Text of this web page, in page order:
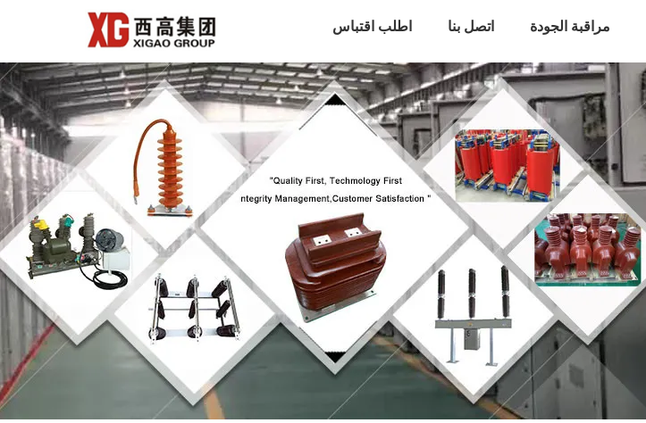
مراقبة الجودة اتصل بنا اطلب اقتباس